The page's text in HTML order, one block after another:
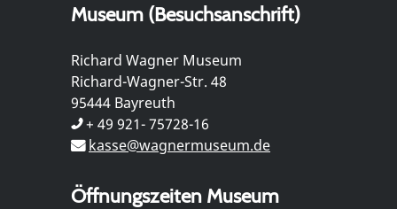
Museum (Besuchsanschrift)
Richard Wagner Museum
Richard-Wagner-Str. 48
95444 Bayreuth
+ 49 921- 75728-16
kasse@wagnermuseum.de
Öffnungszeiten Museum